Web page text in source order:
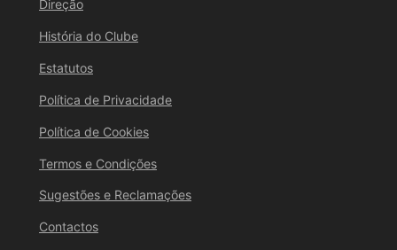
Direção
História do Clube
Estatutos
Política de Privacidade
Política de Cookies
Termos e Condições
Sugestões e Reclamações
Contactos